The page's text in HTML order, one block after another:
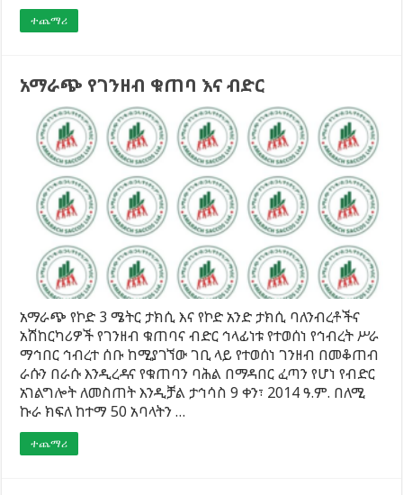
ተጨማሪ
አማራጭ የገንዘብ ቁጠባ እና ብድር
አማራጭ የኮድ 3 ሜትር ታክሲ እና የኮድ አንድ ታክሲ ባለንብረቶችና
አሽከርካሪዎች የገንዘብ ቁጠባና ብድር ኅላፊነቱ የተወሰነ የኅብረት ሥራ
ማኅበር ኅብረተ ሰቡ ከሚያገኘው ገቢ ላይ የተወሰነ ገንዘብ በመቆጠብ
ራሱን በራሱ እንዲረዳና የቁጠባን ባሕል በማዳበር ፈጣን የሆነ የብድር
አገልግሎት ለመስጠት እንዲቻል ታኅሳስ 9 ቀን፣ 2014 ዓ.ም. በለሚ
ኩራ ክፍለ ከተማ 50 አባላትን …
ተጨማሪ